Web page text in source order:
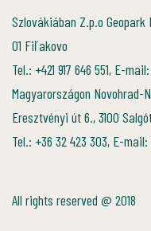
Szlovákiában Z.p.o Geopark
01 Fiľakovo
Tel.: +421 917 646 551, E-
Magyarországon Novohrad-
Eresztvényi út 6., 3100
Tel.: +36 32 423 303, E-
All rights reserved @ 2018